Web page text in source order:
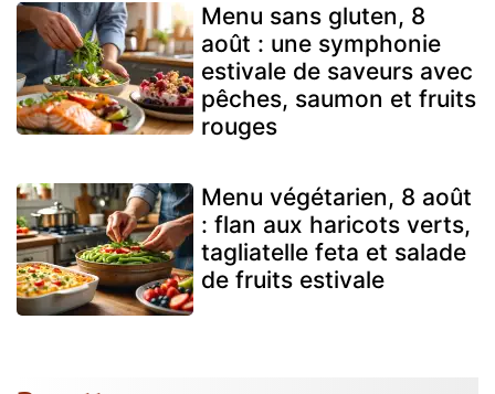
Menu sans gluten, 8
août : une symphonie
estivale de saveurs avec
pêches, saumon et fruits
rouges
Menu végétarien, 8 août
: flan aux haricots verts,
tagliatelle feta et salade
de fruits estivale